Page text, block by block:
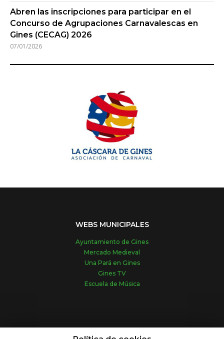
Abren las inscripciones para participar en el
Concurso de Agrupaciones Carnavalescas en
Gines (CECAG) 2026
07/01/2026
WEBS MUNICIPALES
Ayuntamiento de Gines
Mercado Medieval
Una Pará en Gines
Gines TV
Escuela de Música